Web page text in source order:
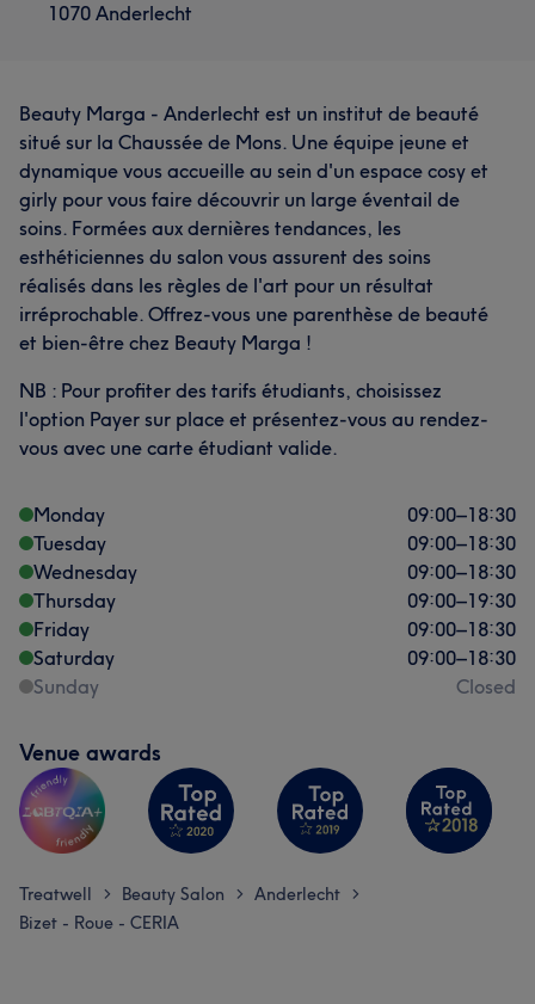
1070 Anderlecht
Beauty Marga - Anderlecht est un institut de beauté
situé sur la Chaussée de Mons. Une équipe jeune et
dynamique vous accueille au sein d'un espace cosy et
girly pour vous faire découvrir un large éventail de
soins. Formées aux dernières tendances, les
esthéticiennes du salon vous assurent des soins
réalisés dans les règles de l'art pour un résultat
irréprochable. Offrez-vous une parenthèse de beauté
et bien-être chez Beauty Marga !
NB : Pour profiter des tarifs étudiants, choisissez
l'option Payer sur place et présentez-vous au rendez-
vous avec une carte étudiant valide.
Monday 09:00–18:30
Tuesday
09:00–18:30
Wednesday
09:00–18:30
Thursday
09:00–19:30
Friday
09:00–18:30
Saturday
09:00–18:30
Sunday
Closed
Venue awards
Treatwell > Beauty Salon > Anderlecht >
Bizet - Roue - CERIA